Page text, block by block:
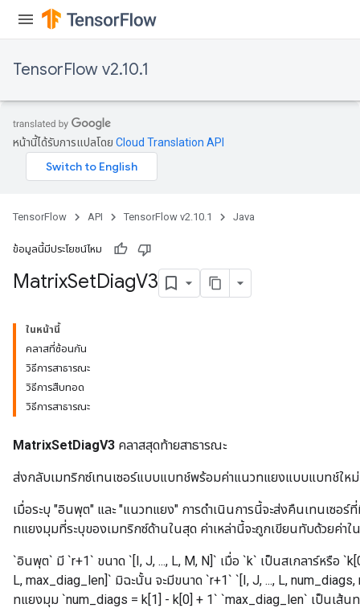
TensorFlow v2.10.1
หน้านี้ได้รับการแปลโดย Cloud Translation API
TensorFlow API TensorFlow v2.10.1 Java
ข้อมูลนี้มีประโยชน์ไหม
MatrixSetDiagV3
ในหน้านี้
คลาสที่ซ้อนกัน
วิธีการสาธารณะ
วิธีการสืบทอด
วิธีการสาธารณะ
MatrixSetDiagV3 คลาสสุดท้ายสาธารณะ
ส่งกลับเมทริกซ์เทนเซอร์แบบแบทช์พร้อมค่าแนวทแยงแบบแบทช์ใหม่
เมื่อระบุ "อินพุต" และ "แนวทแยง" การดำเนินการนี้จะส่งคืนเทนเซอ
ทแยงมุมที่ระบุของเมทริกซ์ด้านในสุด ค่าเหล่านี้จะถูกเขียนทับด้วยค่าใ
`อินพุต` มี `r+1` ขนาด `[I, J, ..., L, M, N]` เมื่อ `k` เป็นสเกลาร์หรือ
L, max_diag_len]` มิฉะนั้น จะมีขนาด `r+1` `[I, J, ..., L,
ทแยงมุม `num_diags = k[1] - k[0] + 1` `max_diag_len` เป็นเส้น